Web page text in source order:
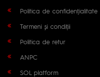
Politica de confidențialitate
Termeni și condiții
Politica de retur
ANPC
SOL platform